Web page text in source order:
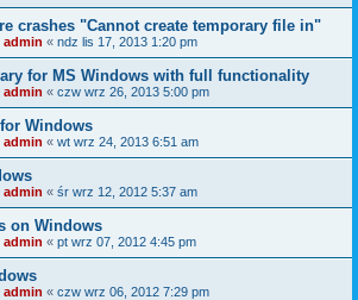
crashes "Cannot create temporary file in"
admin « ndz lis 17, 2013 1:20 pm
for MS Windows with full functionality
admin « czw wrz 26, 2013 5:00 pm
Windows
admin « wt wrz 24, 2013 6:51 am
admin « śr wrz 12, 2012 5:37 am
on Windows
admin « pt wrz 07, 2012 4:45 pm
admin « czw wrz 06, 2012 7:29 pm